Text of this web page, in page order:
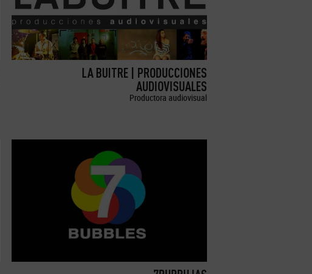
LA BUITRE | PRODUCCIONES
AUDIOVISUALES
Productora audiovisual